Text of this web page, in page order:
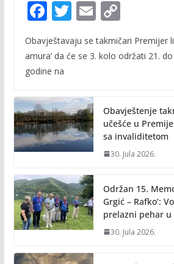
F
e
b
o
k
T
itt
E
ai
C
p
n
k
Obavještavaju se takmičari Premijer
amura’ da će se 3. kolo održati 21.
godine na
Obavještenje
učešće u
sa invaliditetom
30. Jula 2026.
Održan 15.
Grgić – Rafko’:
prelazni pehar
30. Jula 2026.